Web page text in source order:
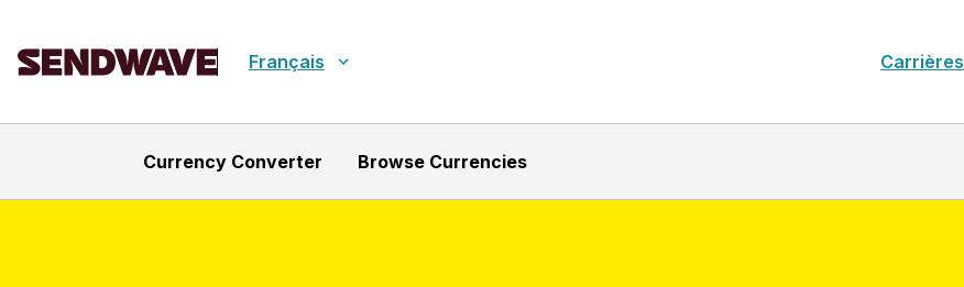
Français Carrières
Currency Converter Browse Currencies